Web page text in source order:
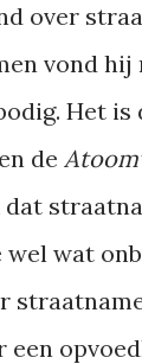
over
vond hij
Het
en de
wat